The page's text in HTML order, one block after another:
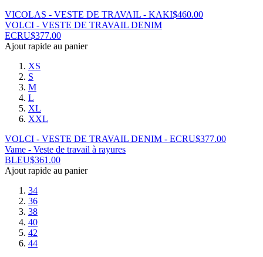
VICOLAS - VESTE DE TRAVAIL - KAKI$460.00
VOLCI - VESTE DE TRAVAIL DENIM
ECRU$377.00
Ajout rapide au panier
XS
S
M
L
XL
XXL
VOLCI - VESTE DE TRAVAIL DENIM - ECRU$377.00
Vame - Veste de travail à rayures
BLEU$361.00
Ajout rapide au panier
34
36
38
40
42
44